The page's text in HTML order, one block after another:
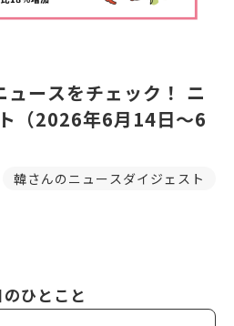
ュースをチェック！ ニ
（2026年6月14日～6
韓さんのニュースダイジェスト
ひとこと